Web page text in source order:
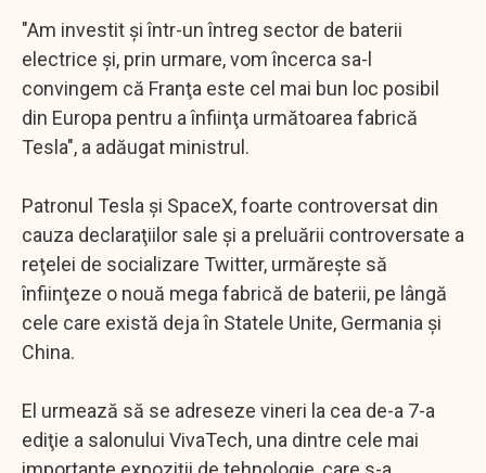
"Am investit şi într-un întreg sector de baterii
electrice şi, prin urmare, vom încerca sa-l
convingem că Franţa este cel mai bun loc posibil
din Europa pentru a înfiinţa următoarea fabrică
Tesla", a adăugat ministrul.
Patronul Tesla şi SpaceX, foarte controversat din
cauza declaraţiilor sale şi a preluării controversate a
reţelei de socializare Twitter, urmăreşte să
înfiinţeze o nouă mega fabrică de baterii, pe lângă
cele care există deja în Statele Unite, Germania şi
China.
El urmează să se adreseze vineri la cea de-a 7-a
ediţie a salonului VivaTech, una dintre cele mai